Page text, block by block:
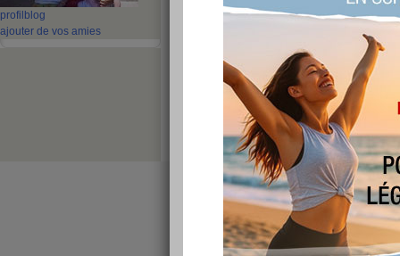
profil blog
ajouter de vos amies
mardi
bonjour à toutes
il fait encore -5,3 à l'ombre, mais le soleil fait
glisse pas trop à terre
ce matin je suis allée chez le médecin pour
ai profité pour demander des médocs pour le
me dire bonjour
ensuite j'ai fais la vaisselle d'hier au soir et de
avec ma fille qui m'a expliqué comment
pas récentes, il faudra que j'en mette d'autres